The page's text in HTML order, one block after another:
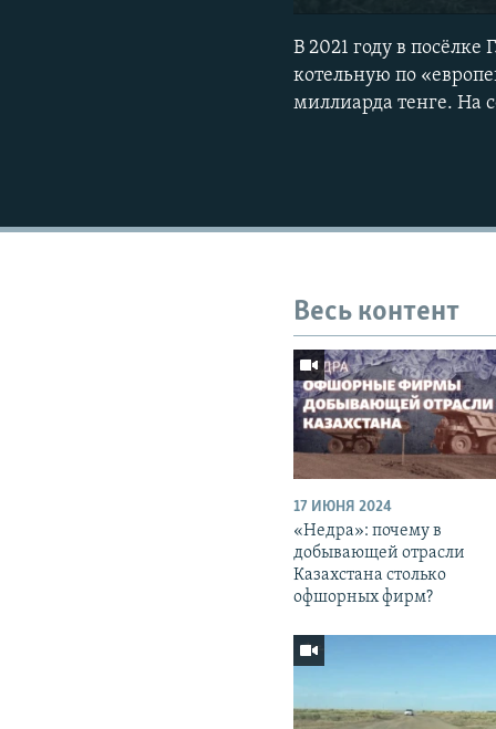
В 2021 году в
котельную по
миллиарда тенге. На
Весь контент
17 ИЮНЯ 2024
«Недра»: почему в
добывающей отрасли
Казахстана столько
офшорных фирм?